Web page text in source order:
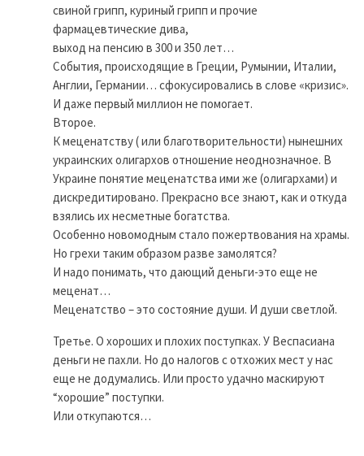
свиной грипп, куриный грипп и прочие
фармацевтические дива,
выход на пенсию в 300 и 350 лет…
События, происходящие в Греции, Румынии, Италии,
Англии, Германии… сфокусировались в слове «кризис».
И даже первый миллион не помогает.
Второе.
К меценатству ( или благотворительности) нынешних
украинских олигархов отношение неоднозначное. В
Украине понятие меценатства ими же (олигархами) и
дискредитировано. Прекрасно все знают, как и откуда
взялись их несметные богатства.
Особенно новомодным стало пожертвования на храмы.
Но грехи таким образом разве замолятся?
И надо понимать, что дающий деньги-это еще не
меценат…
Меценатство – это состояние души. И души светлой.
Третье. О хороших и плохих поступках. У Веспасиана
деньги не пахли. Но до налогов с отхожих мест у нас
еще не додумались. Или просто удачно маскируют
“хорошие” поступки.
Или откупаются…